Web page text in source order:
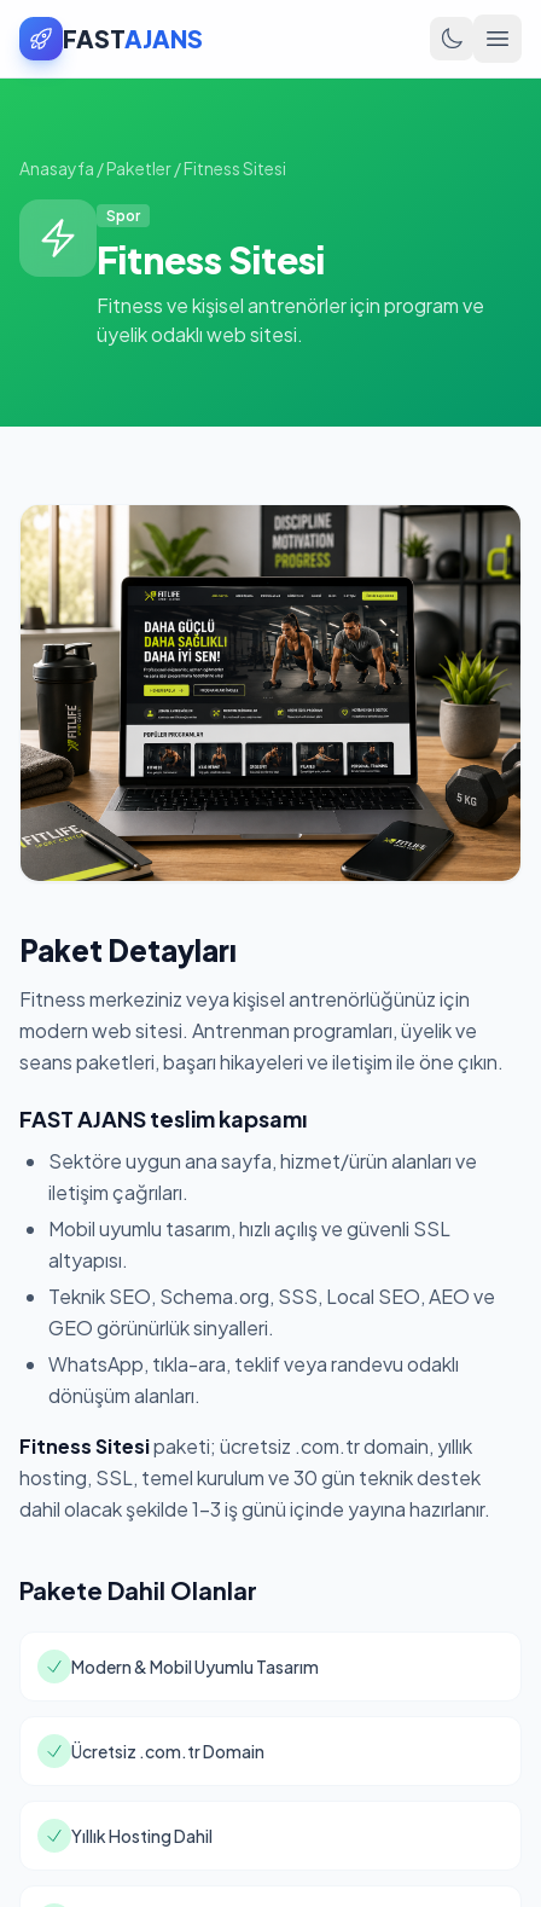
FASTAJANS
Anasayfa /Paketler/Fitness Sitesi
Spor
Fitness Sitesi
Fitness ve kişisel antrenörler için program ve
üyelik odaklı web sitesi.
Paket Detayları
Fitness merkeziniz veya kişisel antrenörlüğünüz için
modern web sitesi. Antrenman programları, üyelik ve
seans paketleri, başarı hikayeleri ve iletişim ile öne çıkın.
FAST AJANS teslim kapsamı
Sektöre uygun ana sayfa, hizmet/ürün alanları ve
iletişim çağrıları.
Mobil uyumlu tasarım, hızlı açılış ve güvenli SSL
altyapısı.
Teknik SEO, Schema.org, SSS, Local SEO, AEO ve
GEO görünürlük sinyalleri.
WhatsApp, tıkla-ara, teklif veya randevu odaklı
dönüşüm alanları.
Fitness Sitesipaketi; ücretsiz .com.tr domain, yıllık
hosting, SSL, temel kurulum ve 30 gün teknik destek
dahil olacak şekilde 1-3 iş günü içinde yayına hazırlanır.
Pakete Dahil Olanlar
Modern & Mobil Uyumlu Tasarım
Ücretsiz .com.tr Domain
Yıllık Hosting Dahil